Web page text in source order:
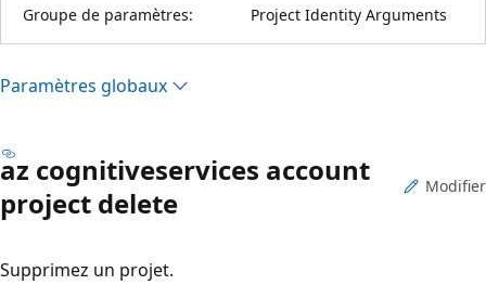
Groupe de paramètres: Project Identity Arguments
Paramètres globaux
az cognitiveservices account
project delete
Modifier
Supprimez un projet.